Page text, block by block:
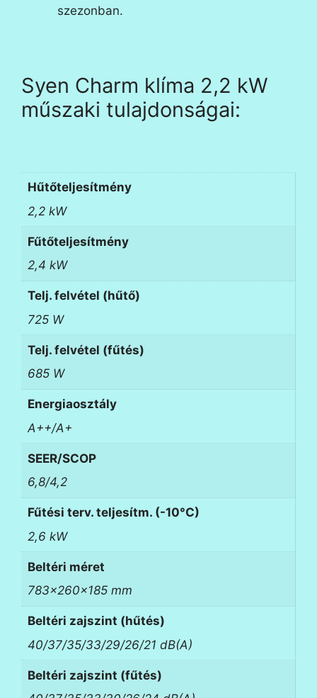
szezonban.
Syen Charm klíma 2,2 kW
műszaki tulajdonságai:
Hűtőteljesítmény
2,2 kW
Fűtőteljesítmény
2,4 kW
Telj. felvétel (hűtő)
725 W
Telj. felvétel (fűtés)
685 W
Energiaosztály
A++/A+
SEER/SCOP
6,8/4,2
Fűtési terv. teljesítm. (-10°C)
2,6 kW
Beltéri méret
783x260x185 mm
Beltéri zajszint (hűtés)
40/37/35/33/29/26/21 dB(A)
Beltéri zajszint (fűtés)